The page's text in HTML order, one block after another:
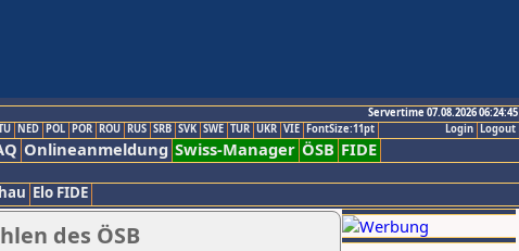
Servertime 07.08.2026 06:24:45
Logout
Login
NED POL POR ROU RUS SRB SVK SWE TUR UKR VIE FontSize:11pt
Onlineanmeldung Swiss-Manager ÖSB FIDE
Elo FIDE
des ÖSB